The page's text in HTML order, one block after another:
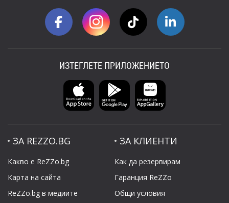
ИЗТЕГЛЕТЕ ПРИЛОЖЕНИЕТО
ЗА REZZO.BG
Какво е ReZZo.bg
Карта на сайта
ReZZo.bg в медиите
ЗА КЛИЕНТИ
Как да резервирам
Гаранция ReZZo
Общи условия